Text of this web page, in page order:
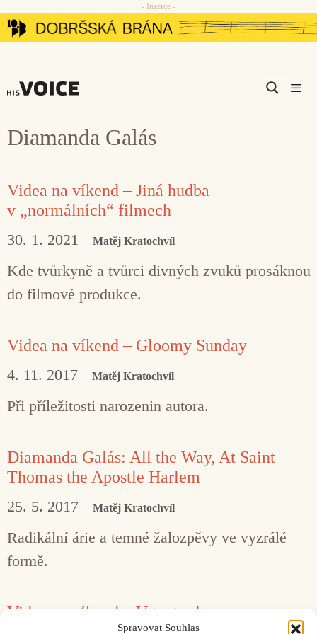
Spravovat Souhlas
Přeskočit
na
- Inzerce -
Diamanda Galás
Videa na víkend – Jiná hudba
v „normálních“ filmech
30. 1. 2021 Matěj Kratochvíl
Kde tvůrkyně a tvůrci divných zvuků prosáknou
do filmové produkce.
Videa na víkend – Gloomy Sunday
4. 11. 2017 Matěj Kratochvíl
Při příležitosti narozenin autora.
Diamanda Galás: All the Way, At Saint
Thomas the Apostle Harlem
25. 5. 2017 Matěj Kratochvíl
Radikální árie a temné žalozpěvy ve vyzrálé
formě.
Videa na víkend – V tento den…